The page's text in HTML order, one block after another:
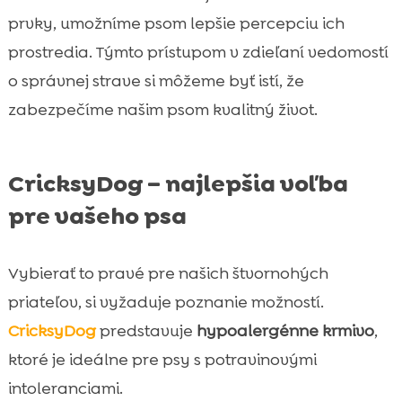
prvky, umožníme psom lepšie percepciu ich
prostredia. Týmto prístupom v zdieľaní vedomostí
o správnej strave si môžeme byť istí, že
zabezpečíme našim psom kvalitný život.
CricksyDog – najlepšia voľba
pre vašeho psa
Vybierať to pravé pre našich štvornohých
priateľov, si vyžaduje poznanie možností.
CricksyDogpredstavuje hypoalergénne krmivo,
ktoré je ideálne pre psy s potravinovými
intoleranciami.